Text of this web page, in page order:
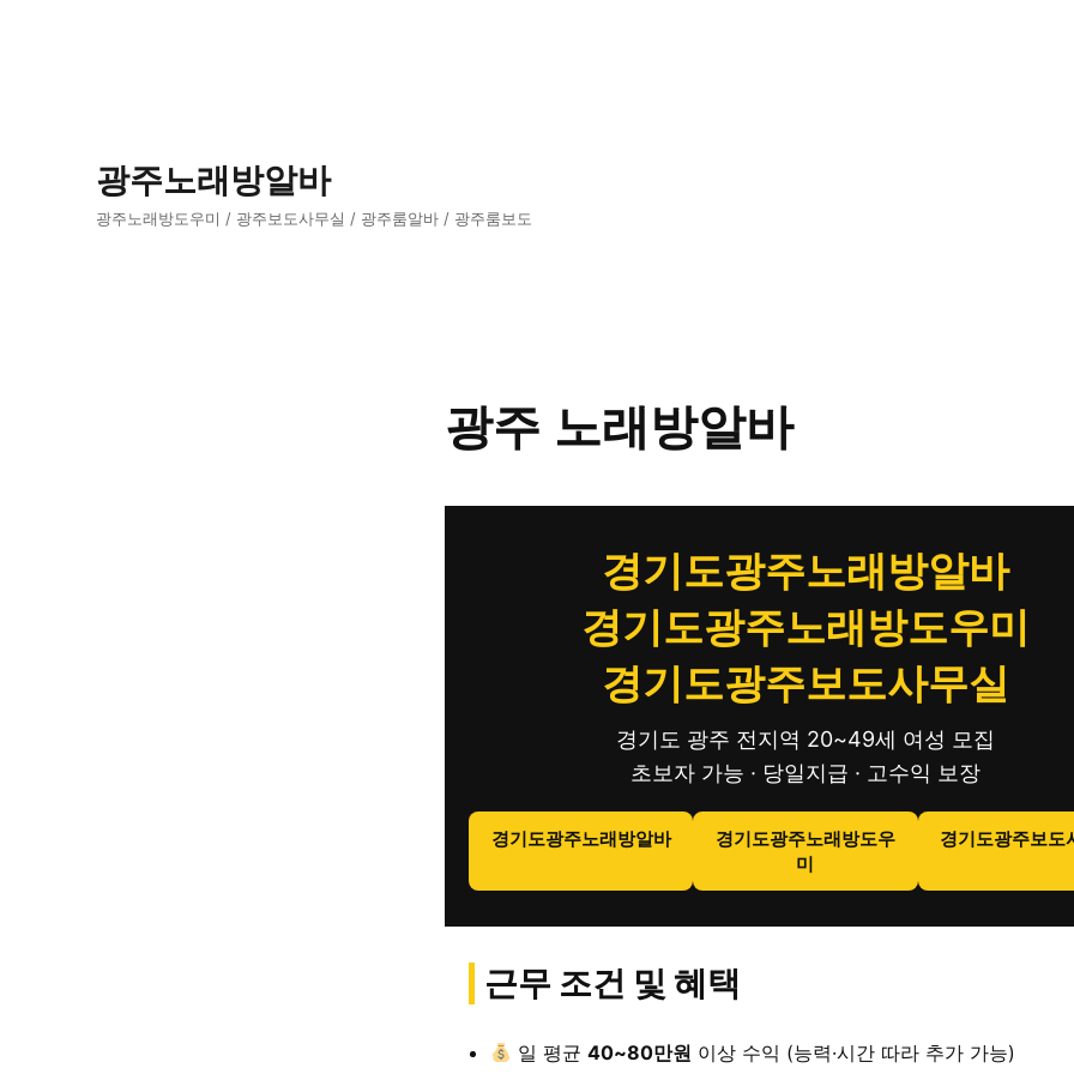
광주노래방알바
광주노래방도우미 / 광주보도사무실 / 광주룸알바 / 광주룸보도
광주 노래방알바
경기도광주노래방알바
경기도광주노래방도우미
경기도광주보도사무실
경기도 광주 전지역 20~49세 여성 모집
초보자 가능 · 당일지급 · 고수익 보장
경기도광주노래방알바
경기도광주노래방도우
미
경기도광주보도
근무 조건 및 혜택
일 평균40~80만원 이상 수익 (능력·시간 따라 추가 가능)